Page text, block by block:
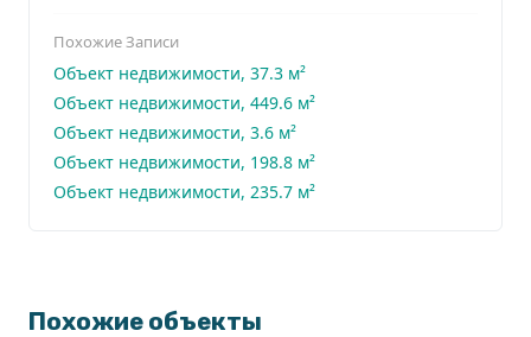
Похожие Записи
Объект недвижимости, 37.3 м²
Объект недвижимости, 449.6 м²
Объект недвижимости, 3.6 м²
Объект недвижимости, 198.8 м²
Объект недвижимости, 235.7 м²
Похожие объекты